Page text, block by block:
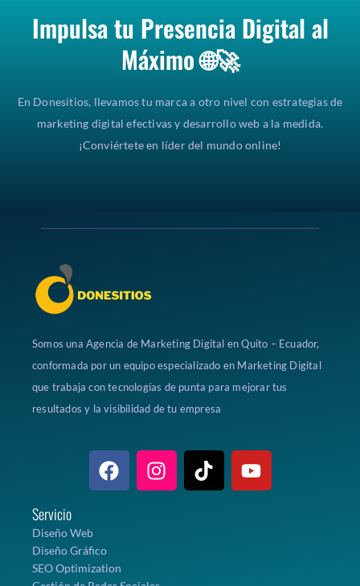
Impulsa tu Presencia Digital al
Máximo 🌐🚀
En Donesitios, llevamos tu marca a otro nivel con estrategias de
marketing digital efectivas y desarrollo web a la medida.
¡Conviértete en líder del mundo online!
Somos una Agencia de Marketing Digital en Quito – Ecuador,
conformada por un equipo especializado en Marketing Digital
que trabaja con tecnologías de punta para mejorar tus
resultados y la visibilidad de tu empresa
Servicio
Diseño Web
Diseño Gráfico
SEO Optimization